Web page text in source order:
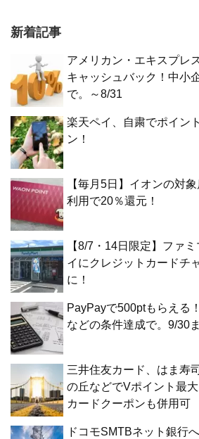
新着記事
アメリカン・エキスプレ
キャッシュバック！中小
で。～8/31
楽天ペイ、自粛でポイン
ン！
【毎月5日】イオンの対
利用で20％還元！
【8/7・14日限定】ファ
イにクレジットカードチ
に！
PayPayで500ptもらえる
などの条件達成で。9/30
三井住友カード、はま寿
の丘などでVポイント最
カードクーポンも併用可
ドコモSMTBネット銀行